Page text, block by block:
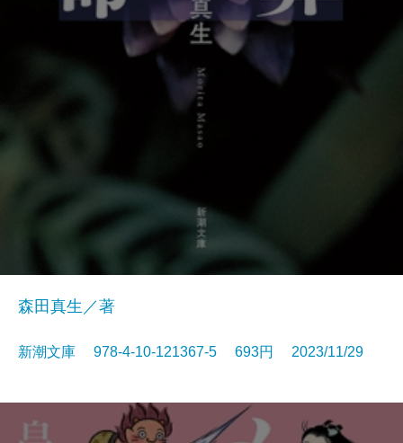
森田真生／著
新潮文庫 978-4-10-121367-5 693円 2023/11/29